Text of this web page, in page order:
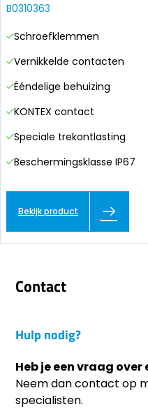
B0310363
Schroefklemmen
Vernikkelde contacten
Ééndelige behuizing
KONTEX contact
Speciale trekontlasting
Beschermingsklasse IP67
Bekijk product
Contact
Hulp nodig?
Heb je een vraag
Neem dan contact op
specialisten.